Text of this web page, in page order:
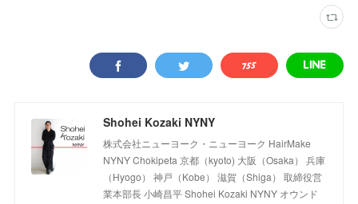
Shohei Kozaki NYNY
株式会社ニューヨーク・ニューヨーク HairMake
NYNY Chokipeta 京都（kyoto) 大阪（Osaka） 兵庫
（Hyogo） 神戸（Kobe） 滋賀（Shiga） 取締役営
業本部長 小崎昌平 Shohei Kozaki NYNY オウンド